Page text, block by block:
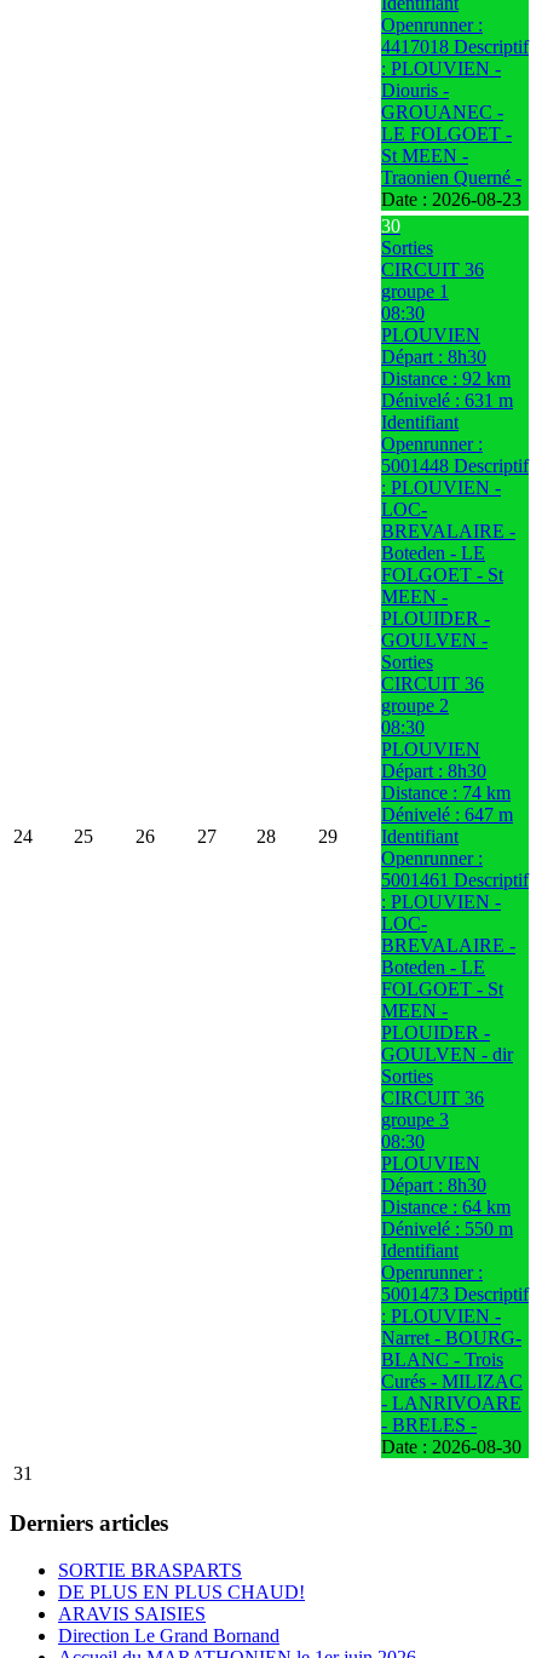
Openrunner :
4417018 Descriptif
: PLOUVIEN -
Diouris -
GROUANEC -
LE FOLGOET -
St MEEN -
Traonien Querné -
Date : 2026-08-23
24 25 26 27 28 29
30
Sorties
CIRCUIT 36
groupe 1
08:30
PLOUVIEN
Départ : 8h30
Distance : 92 km
Dénivelé : 631 m
Identifiant
Openrunner :
5001448 Descriptif
: PLOUVIEN -
LOC-
BREVALAIRE -
Boteden - LE
FOLGOET - St
MEEN -
PLOUIDER -
GOULVEN -
Sorties
CIRCUIT 36
groupe 2
08:30
PLOUVIEN
Départ : 8h30
Distance : 74 km
Dénivelé : 647 m
Identifiant
Openrunner :
5001461 Descriptif
: PLOUVIEN -
LOC-
BREVALAIRE -
Boteden - LE
FOLGOET - St
MEEN -
PLOUIDER -
GOULVEN - dir
Sorties
CIRCUIT 36
groupe 3
08:30
PLOUVIEN
Départ : 8h30
Distance : 64 km
Dénivelé : 550 m
Identifiant
Openrunner :
5001473 Descriptif
: PLOUVIEN -
Narret - BOURG-
BLANC - Trois
Curés - MILIZAC
- LANRIVOARE
- BRELES -
Date : 2026-08-30
31
Derniers articles
SORTIE BRASPARTS
DE PLUS EN PLUS CHAUD!
ARAVIS SAISIES
Direction Le Grand Bornand